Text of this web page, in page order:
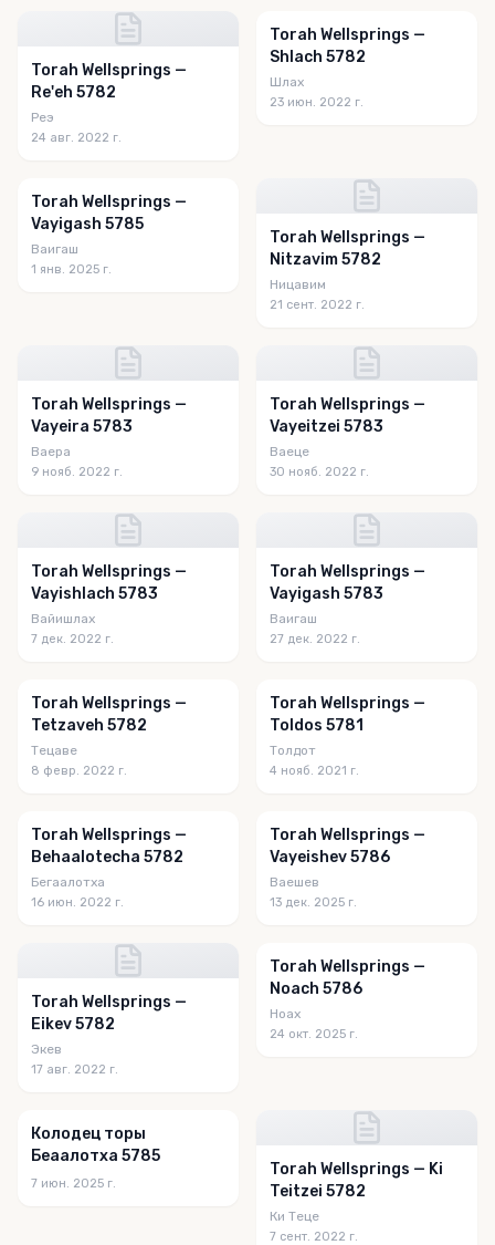
Torah Wellsprings —
Re'eh 5782
Реэ
24 авг. 2022 г.
Torah Wellsprings —
Shlach 5782
Шлах
23 июн. 2022 г.
Torah Wellsprings —
Vayigash 5785
Ваигаш
1 янв. 2025 г.
Torah Wellsprings —
Nitzavim 5782
Ницавим
21 сент. 2022 г.
Torah Wellsprings —
Vayeira 5783
Ваера
9 нояб. 2022 г.
Torah Wellsprings —
Vayeitzei 5783
Ваеце
30 нояб. 2022 г.
Torah Wellsprings —
Vayishlach 5783
Вайишлах
7 дек. 2022 г.
Torah Wellsprings —
Vayigash 5783
Ваигаш
27 дек. 2022 г.
Torah Wellsprings —
Tetzaveh 5782
Тецаве
8 февр. 2022 г.
Torah Wellsprings —
Toldos 5781
Толдот
4 нояб. 2021 г.
Torah Wellsprings —
Behaalotecha 5782
Бегаалотха
16 июн. 2022 г.
Torah Wellsprings —
Vayeishev 5786
Ваешев
13 дек. 2025 г.
Torah Wellsprings —
Eikev 5782
Экев
17 авг. 2022 г.
Torah Wellsprings —
Noach 5786
Ноах
24 окт. 2025 г.
Колодец торы
Беаалотха 5785
7 июн. 2025 г.
Torah Wellsprings — Ki
Teitzei 5782
Ки Теце
7 сент. 2022 г.